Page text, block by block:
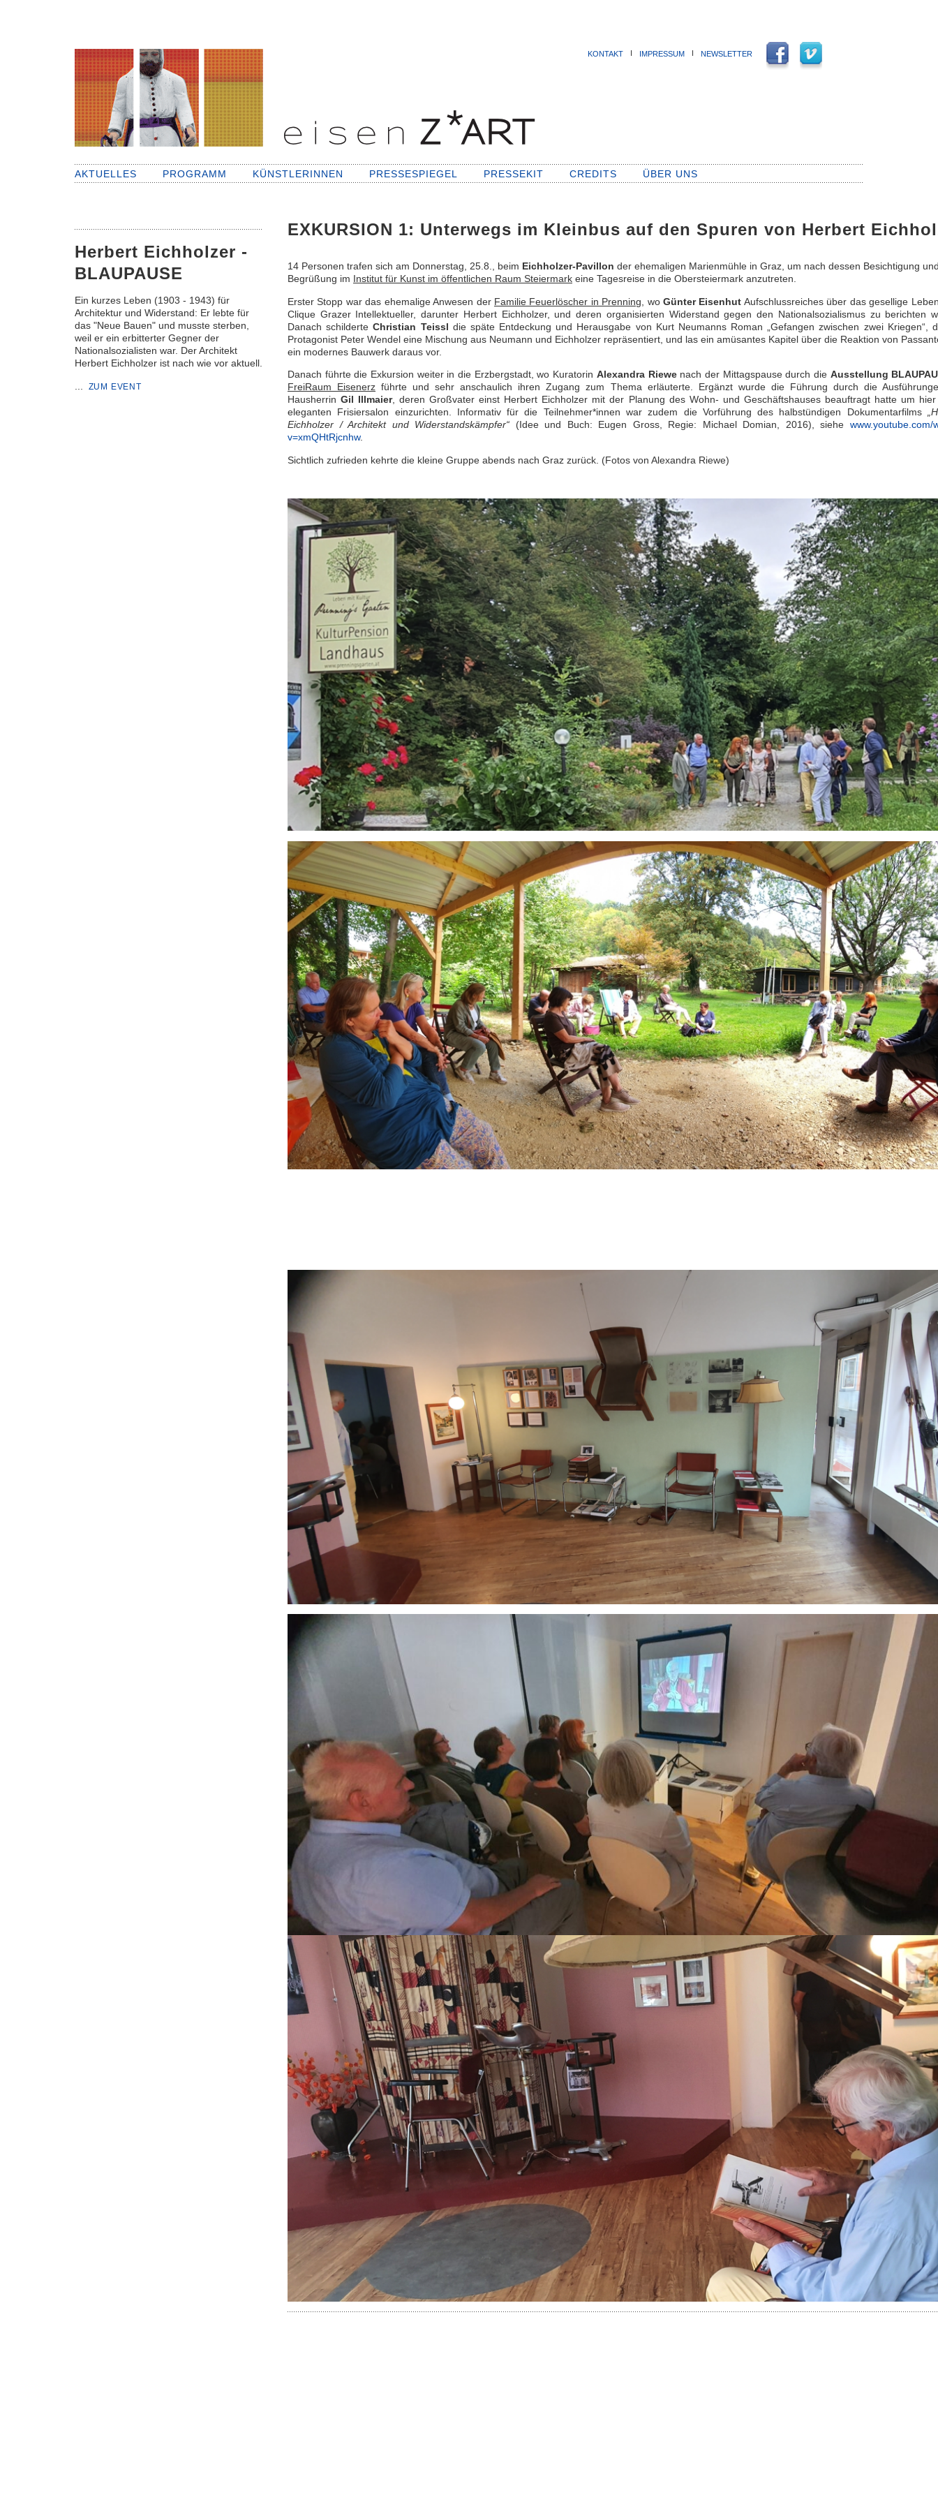
KONTAKT Ι IMPRESSUM Ι NEWSLETTER
AKTUELLES PROGRAMM KÜNSTLERINNEN PRESSESPIEGEL PRESSEKIT CREDITS ÜBER UNS
Herbert Eichholzer -
BLAUPAUSE
Ein kurzes Leben (1903 - 1943) für
Architektur und Widerstand: Er lebte für
das "Neue Bauen" und musste sterben,
weil er ein erbitterter Gegner der
Nationalsozialisten war. Der Architekt
Herbert Eichholzer ist nach wie vor aktuell.
ZUM EVENT
EXKURSION 1: Unterwegs im Kleinbus auf den Spuren von Herbert
14 Personen trafen sich am Donnerstag, 25.8., beim Eichholzer-Pavillon der ehemaligen Marienmühle in Graz, um nach dessen Besichtigung
Begrüßung im Institut für Kunst im öffentlichen Raum Steiermark eine Tagesreise in die Obersteiermark anzutreten.
Erster Stopp war das ehemalige Anwesen der Familie Feuerlöscher in Prenning , woGünter Eisenhut Aufschlussreiches über das gesellige
Clique Grazer Intellektueller, darunter Herbert Eichholzer, und deren organisierten Widerstand gegen den Nationalsozialismus zu berichten
Danach schilderteChristian Teissl die späte Entdeckung und Herausgabe von Kurt Neumanns Roman „Gefangen zwischen zwei Kriegen“,
Protagonist Peter Wendel eine Mischung aus Neumann und Eichholzer repräsentiert, und las ein amüsantes Kapitel über die Reaktion von
ein modernes Bauwerk daraus vor.
Danach führte die Exkursion weiter in die Erzbergstadt, wo Kuratorin Alexandra Riewenach der Mittagspause durch die Ausstellung
FreiRaum Eisenerz führte und sehr anschaulich ihren Zugang zum Thema erläuterte. Ergänzt wurde die Führung durch die
HausherrinGil Illmaier, deren Großvater einst Herbert Eichholzer mit der Planung des Wohn- und Geschäftshauses beauftragt hatte um
eleganten Frisiersalon einzurichten. Informativ für die Teilnehmer*innen war zudem die Vorführung des halbstündigen Dokumentarfilms
Eichholzer / Architekt und Widerstandskämpfer“ (Idee und Buch: Eugen Gross, Regie: Michael Domian, 2016), siehewww.youtube.com/
v=xmQHtRjcnhw.
Sichtlich zufrieden kehrte die kleine Gruppe abends nach Graz zurück. (Fotos von Alexandra Riewe)